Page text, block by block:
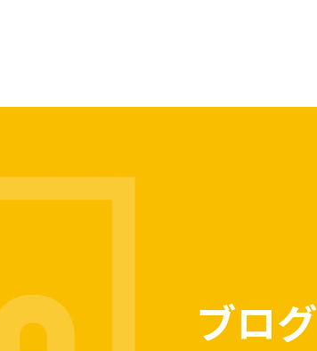
ブログ